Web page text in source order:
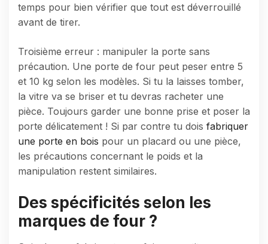
temps pour bien vérifier que tout est déverrouillé
avant de tirer.
Troisième erreur : manipuler la porte sans
précaution. Une porte de four peut peser entre 5
et 10 kg selon les modèles. Si tu la laisses tomber,
la vitre va se briser et tu devras racheter une
pièce. Toujours garder une bonne prise et poser la
porte délicatement ! Si par contre tu dois fabriquer
une porte en bois pour un placard ou une pièce,
les précautions concernant le poids et la
manipulation restent similaires.
Des spécificités selon les
marques de four ?